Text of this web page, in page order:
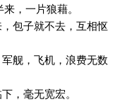
，一片狼藉。
包子就不去，互相怄
舰，飞机，浪费无数
，毫无宽宏。